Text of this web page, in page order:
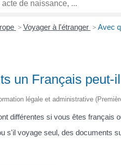
> Voyager à l'étranger > Avec
un Français peut-
légale et administrative
différentes si vous êtes français
s'il voyage seul, des documents